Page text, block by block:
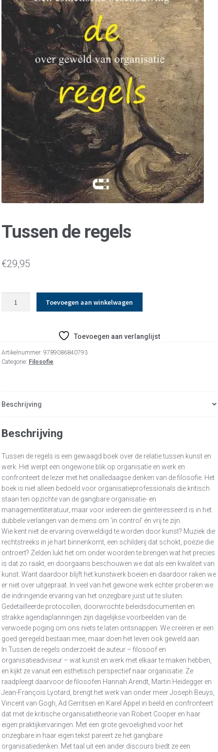
Tussen de regels
€29,95
Toevoegen aan winkelwagen
Toevoegen aan verlanglijst
Artikelnummer: 9789086840793
Categorie: Filosofie
Beschrijving
Beschrijving
Tussen de regels is een gewaagd boek over de relatie tussen kunst en
werk. Het werpt een ongewone blik op organisatie en werk en
confronteert de lezer met het onalledaagse denken van de filosofie. Het
boek is niet alleen bedoeld voor organisatieprofessionals die kritisch
staan ten opzichte van de gangbare organisatie- en
managementliteratuur, maar voor iedereen die geïnteresseerd is in het
dubbele verlangen van de mens om ‘in control’ én vrij te zijn.
Wie kent niet de ervaring overweldigd te worden door kunst? Muziek die
rechtstreeks in je hart binnenkomt, een schilderij dat schokt, poëzie die
ontroert? Zelden lukt het om onder woorden te brengen wat het precies
is dat zo raakt, en doorgaans beschouwen we dat als een kwaliteit van
kunst. Want daardoor blijft het kunstwerk boeien en daardoor raken we
er niet over uitgepraat. In veel van het gewone werk echter proberen we
die indringende ervaring van het onzegbare juist uit te sluiten.
Gedetailleerde protocollen, doorwrochte beleidsdocumenten en
strakke agendaplanningen zijn dagelijkse voorbeelden van de
verwoede poging om ons niets te laten ontsnappen. We creëren er een
goed geregeld bestaan mee, maar doen het leven ook geweld aan.
In Tussen de regels onderzoekt de auteur – filosoof en
organisatieadviseur – wat kunst en werk met elkaar te maken hebben,
en kijkt ze vanuit een esthetisch perspectief naar organisatie. Ze
raadpleegt daarvoor de filosofen Hannah Arendt, Martin Heidegger en
Jean-François Lyotard, brengt het werk van onder meer Joseph Beuys,
Vincent van Gogh, Ad Gerritsen en Karel Appel in beeld en confronteert
dat met de kritische organisatietheorie van Robert Cooper en haar
eigen praktijkervaringen. Met een grote gevoeligheid voor het
onzegbare in haar eigen tekst pareert ze het gangbare
organisatiedenken. Met taal uit een ander discours biedt ze een